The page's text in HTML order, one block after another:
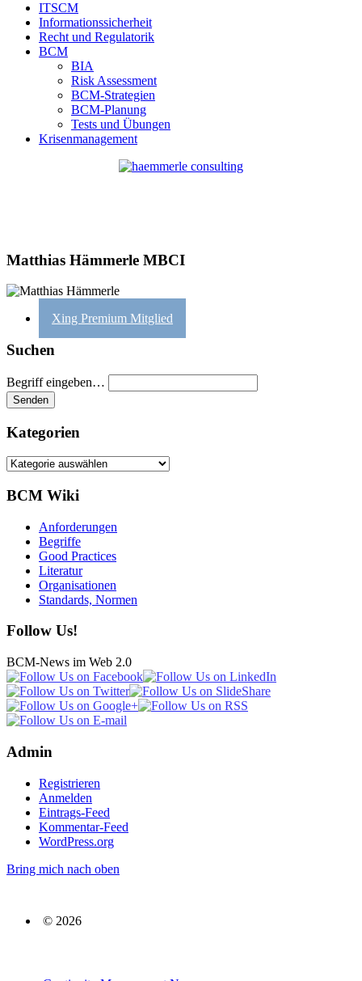
ITSCM
Informationssicherheit
Recht und Regulatorik
BCM
BIA
Risk Assessment
BCM-Strategien
BCM-Planung
Tests und Übungen
Krisenmanagement
Matthias Hämmerle MBCI
Xing Premium Mitglied
Suchen
Begriff eingeben…
Kategorien
Kategorien
BCM Wiki
Anforderungen
Begriffe
Good Practices
Literatur
Organisationen
Standards, Normen
Follow Us!
BCM-News im Web 2.0
Admin
Registrieren
Anmelden
Eintrags-Feed
Kommentar-Feed
WordPress.org
Bring mich nach oben
© 2026